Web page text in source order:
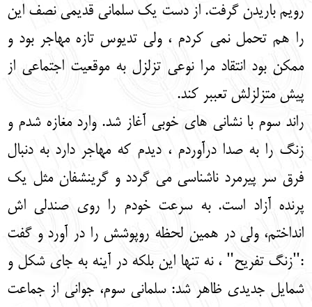
رویم باریدن گرفت. از دست یک سلمانی قدیمی نصف این
را هم تحمل نمی کردم ، ولی تدیوس تازه مهاجر بود و
ممکن بود انتقاد مرا نوعی تزلزل به موقعیت اجتماعی از
پیش متزلزلش تعببر کند.
راند سوم با نشانی های خوبی آغاز شد. وارد مغازه شدم و
زنگ را به صدا درآوردم ، دیدم که مهاجر دارد به دنبال
فرق سر پیرمرد ناشناسی می گردد و گرینشفان مثل یک
پرنده آزاد است. به سرعت خودم را روی صندلی اش
انداختم، ولی در همین لحظه روپوشش را در آورد و گفت
:"زنگ تفریح" ، نه تنها این بلکه در آینه به جای شکل و
شمایل جدیدی ظاهر شد: سلمانی سوم، جوانی از جماعت